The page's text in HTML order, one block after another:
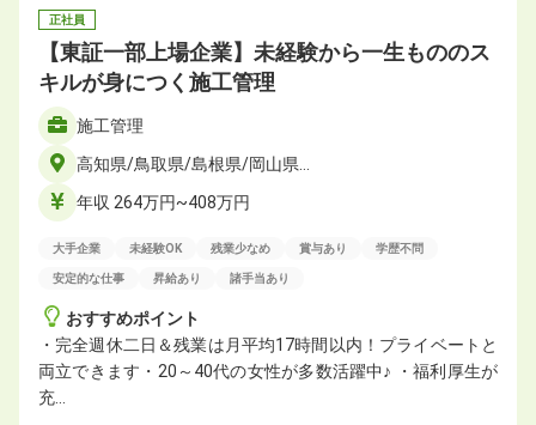
正社員
【東証一部上場企業】未経験から一生もののス
キルが身につく施工管理
施工管理
高知県/鳥取県/島根県/岡山県…
年収 264万円~408万円
大手企業 未経験OK 残業少なめ 賞与あり 学歴不問
安定的な仕事 昇給あり 諸手当あり
おすすめポイント
・完全週休二日＆残業は月平均17時間以内！プライベートと
両立できます・20～40代の女性が多数活躍中♪ ・福利厚生が
充…